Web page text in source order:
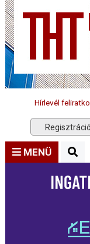
Hírlevél
Regisztráció
MENÜ